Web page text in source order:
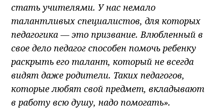
стать учителями. У нас немало
талантливых специалистов, для которых
педагогика — это призвание. Влюбленный в
свое дело педагог способен помочь ребенку
раскрыть его талант, который не всегда
видят даже родители. Таких педагогов,
которые любят свой предмет, вкладывают
в работу всю душу, надо помогать».